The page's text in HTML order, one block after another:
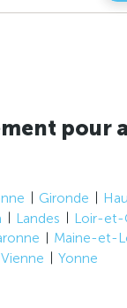
pour
Gironde
Landes
Loir-et-
Maine-et-
Vienne Yonne